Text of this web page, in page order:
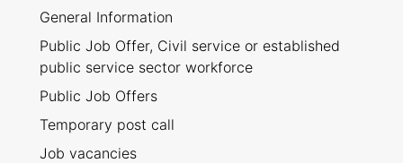
General Information
Public Job Offer, Civil service or established
public service sector workforce
Public Job Offers
Temporary post call
Job vacancies